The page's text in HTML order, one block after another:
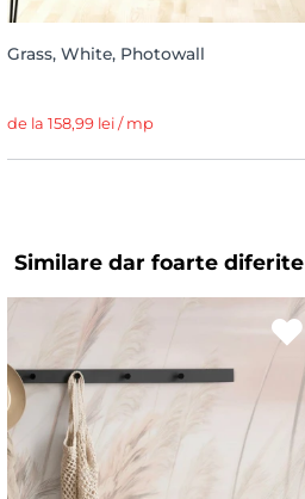
Grass, White, Photowall
de la 158,99 lei / mp
Similare dar foarte diferite